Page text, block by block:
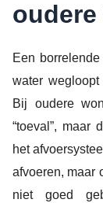
Een
water
Bij oudere
“toeval”, maar
het
afvoeren, maar
niet goed